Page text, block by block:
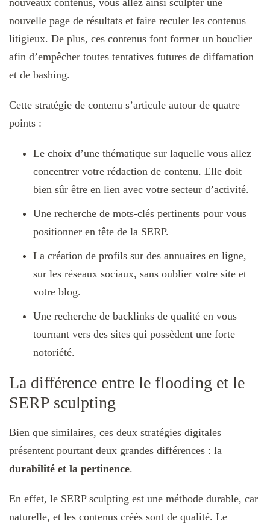
nouvelle page de résultats et faire reculer les contenus
litigieux. De plus, ces contenus font former un bouclier
afin d’empêcher toutes tentatives futures de diffamation
et de bashing.
Cette stratégie de contenu s’articule autour de quatre
points :
Le choix d’une thématique sur laquelle vous allez
concentrer votre rédaction de contenu. Elle doit
bien sûr être en lien avec votre secteur d’activité.
Une recherche de mots-clés pertinents pour vous
positionner en tête de la SERP.
La création de profils sur des annuaires en ligne,
sur les réseaux sociaux, sans oublier votre site et
votre blog.
Une recherche de backlinks de qualité en vous
tournant vers des sites qui possèdent une forte
notoriété.
La différence entre le flooding et le
SERP sculpting
Bien que similaires, ces deux stratégies digitales
présentent pourtant deux grandes différences : la
durabilité et la pertinence.
En effet, le SERP sculpting est une méthode durable, car
naturelle, et les contenus créés sont de qualité. Le